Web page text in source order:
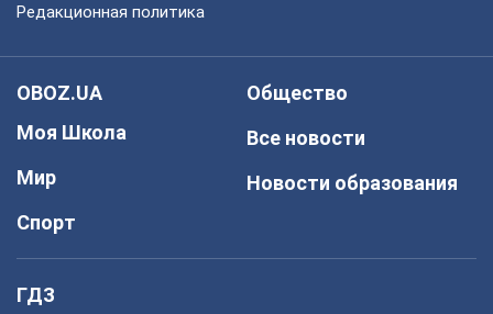
Редакционная политика
OBOZ.UA
Моя Школа
Мир
Спорт
Общество
Все новости
Новости образования
ГДЗ